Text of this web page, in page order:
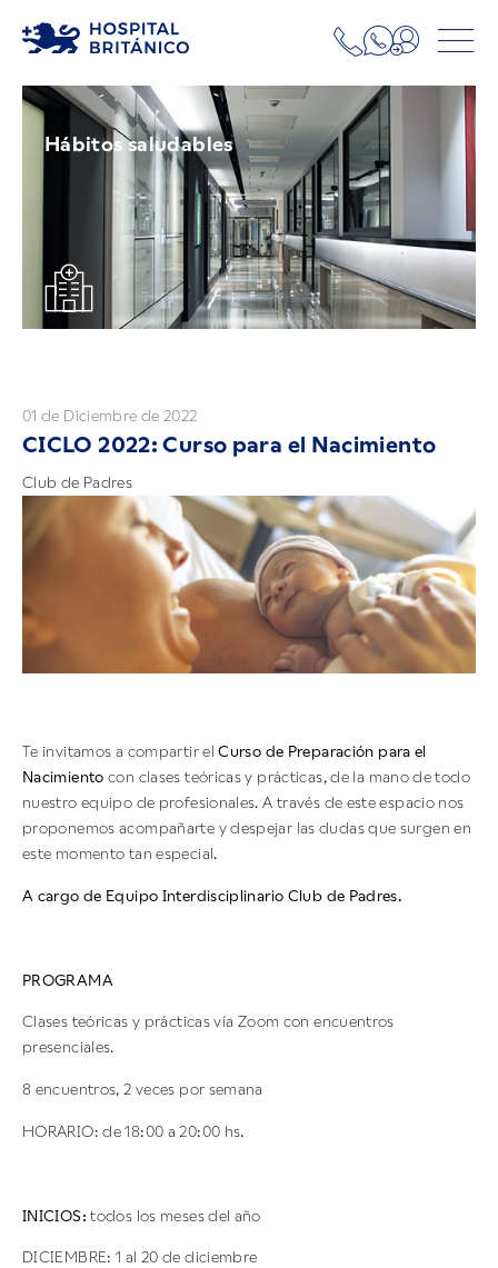
Hábitos saludables
01 de Diciembre de 2022
CICLO 2022: Curso para el Nacimiento
Club de Padres
Te invitamos a compartir elCurso de Preparación para el
Nacimiento con clases teóricas y prácticas, de la mano de todo
nuestro equipo de profesionales. A través de este espacio nos
proponemos acompañarte y despejar las dudas que surgen en
este momento tan especial.
A cargo de Equipo Interdisciplinario Club de Padres.
PROGRAMA
Clases teóricas y prácticas vía Zoom con encuentros
presenciales.
8 encuentros, 2 veces por semana
HORARIO: de 18:00 a 20:00 hs.
INICIOS:todos los meses del año
DICIEMBRE: 1 al 20 de diciembre